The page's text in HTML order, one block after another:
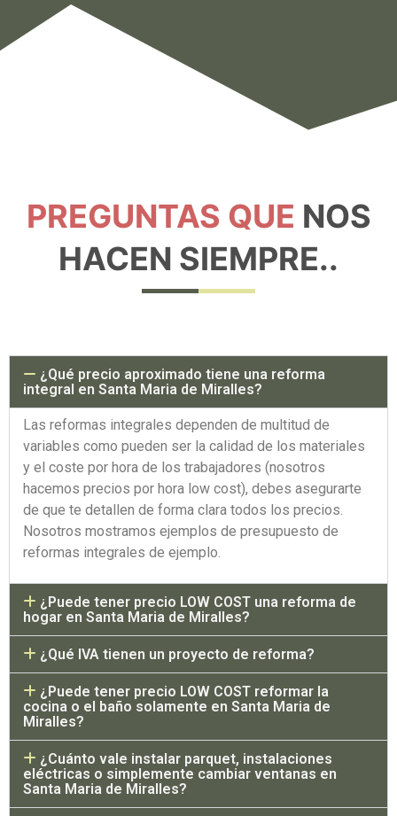
PREGUNTAS QUE NOS
HACEN SIEMPRE..
¿Qué precio aproximado tiene una reforma
integral en Santa Maria de Miralles?
Las reformas integrales dependen de multitud de
variables como pueden ser la calidad de los materiales
y el coste por hora de los trabajadores (nosotros
hacemos precios por hora low cost), debes asegurarte
de que te detallen de forma clara todos los precios.
Nosotros mostramos ejemplos de presupuesto de
reformas integrales de ejemplo.
¿Puede tener precio LOW COST una reforma de
hogar en Santa Maria de Miralles?
¿Qué IVA tienen un proyecto de reforma?
¿Puede tener precio LOW COST reformar la
cocina o el baño solamente en Santa Maria de
Miralles?
¿Cuánto vale instalar parquet, instalaciones
eléctricas o simplemente cambiar ventanas en
Santa Maria de Miralles?